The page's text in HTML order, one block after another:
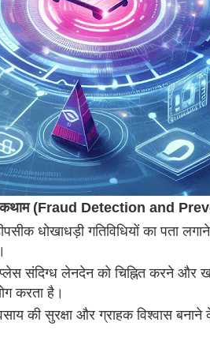
(Fraud Detection and
धोखाधड़ी गतिविधियों का पता
संदिग्ध लेनदेन को चिह्नित करने और
करता है।
की सुरक्षा और ग्राहक विश्वास